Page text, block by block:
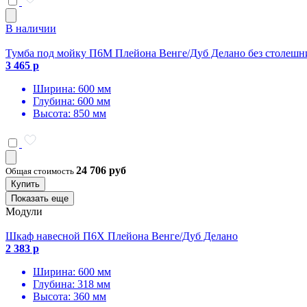
В наличии
Тумба под мойку П6М Плейона Венге/Дуб Делано без
3 465 р
Ширина: 600 мм
Глубина: 600 мм
Высота: 850 мм
Общая стоимость 24 706 руб
Купить
Показать еще
Модули
Шкаф навесной П6Х Плейона Венге/Дуб Делано
2 383 р
Ширина: 600 мм
Глубина: 318 мм
Высота: 360 мм